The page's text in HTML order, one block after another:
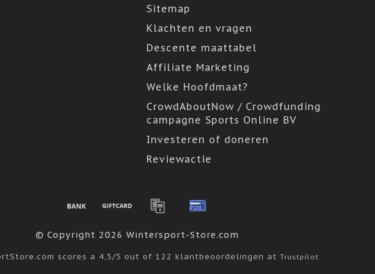
Sitemap
Klachten en vragen
Descente maattabel
Affiliate Marketing
Welke Hoofdmaat?
CrowdAboutNow / Crowdfunding
campagne Sports Online BV
Investeren of doneren
Reviewactie
© Copyright 2026 Wintersport-Store.com
scores a 4,5/5 out of 122 klantbeoordelingen at Trustpilot